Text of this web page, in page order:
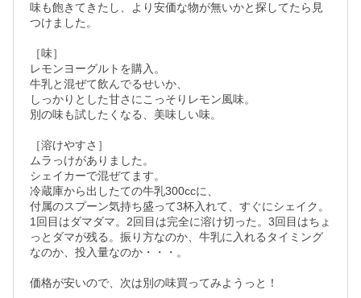
味も飽きてきたし、より安価な物が無いかと探してたら見
つけました。
［味］
レモンヨーグルトを購入。
牛乳と混ぜて飲んでるせいか、
しっかりとした甘さにこっそりレモン風味。
別の味も試したくなる、美味しい味。
［溶けやすさ］
ムラっけがありました。
シェイカーで混ぜてます。
冷蔵庫から出したての牛乳300ccに、
付属のスプーン気持ち盛って3杯入れて、すぐにシェイク。
1回目はダマダマ。2回目は完全に溶け切った。3回目はちょ
っとダマが残る。振り方なのか、牛乳に入れるタイミング
なのか、投入量なのか・・・。